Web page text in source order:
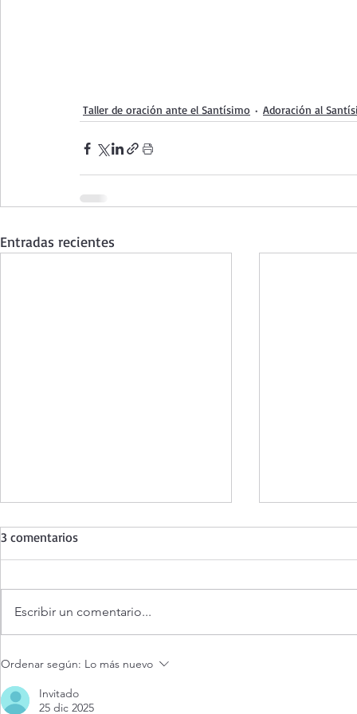
Taller de oración ante el Santísimo Adoración al
Entradas recientes
Oración de la mañana. 8 de
3 comentarios
Escribir un comentario...
Ordenar según: Lo más nuevo
Invitado
25 dic 2025